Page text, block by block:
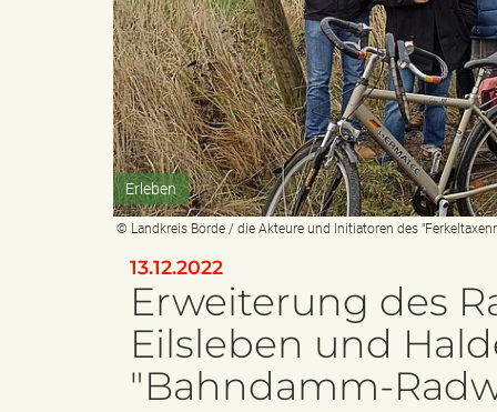
e
n
d
f
t
Erleben
© Landkreis Börde / die Akteure und Initiatoren des
13.12.2022
Erweiterung des
Eilsleben und
"Bahndamm-